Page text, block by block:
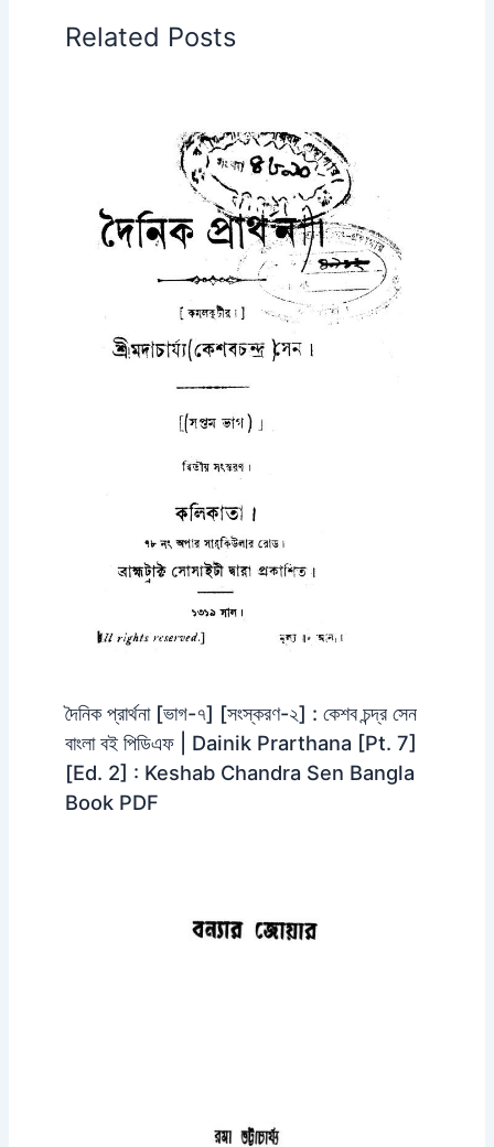
Related Posts
দৈনিক প্রার্থনা [ভাগ-৭] [সংস্করণ-২] : কেশব চন্দ্র সেন
বাংলা বই পিডিএফ | Dainik Prarthana [Pt. 7]
[Ed. 2] : Keshab Chandra Sen Bangla
Book PDF